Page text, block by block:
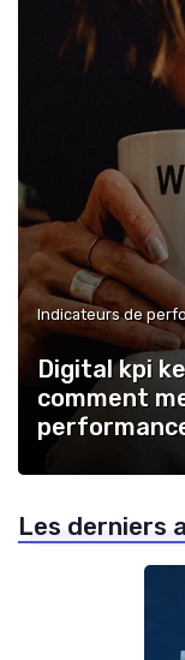
Indicateurs de
Digital kpi
comment
Les derniers